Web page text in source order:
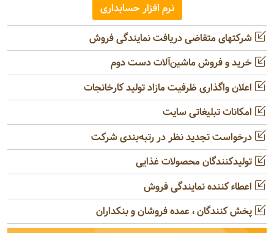
نرم افزار حسابداری
شرکتهای متقاضی دریافت نمایندگی فروش
خرید و فروش ماشین‌آلات دست دوم
اعلان واگذاری ظرفیت مازاد تولید کارخانجات
امکانات تبلیغاتی سایت
درخواست تجدید نظر در رتبه‌بندی شرکت
تولیدکنندگان محصولات غذایی
اعطاء کننده نمایندگی فروش
پخش کنندگان ، عمده فروشان و بنکداران